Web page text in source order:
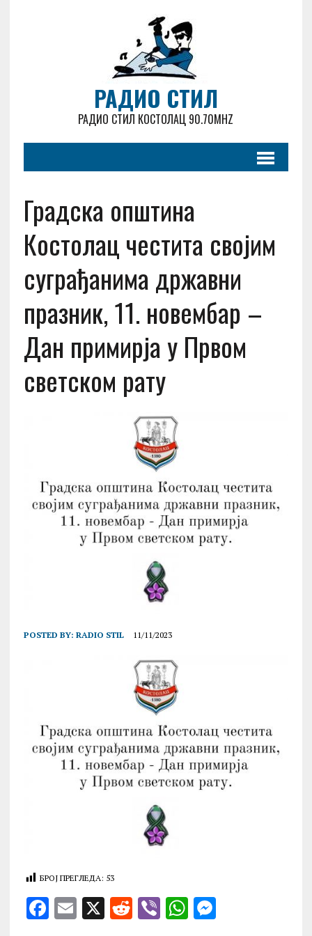
РАДИО СТИЛ
РАДИО СТИЛ КОСТОЛАЦ 90.70MHZ
Градска општина
Костолац честита својим
суграђанима државни
празник, 11. новембар –
Дан примирја у Првом
светском рату
POSTED BY: RADIO STIL 11/11/2023
БРОЈ ПРЕГЛЕДА: 53
F E X R V WM